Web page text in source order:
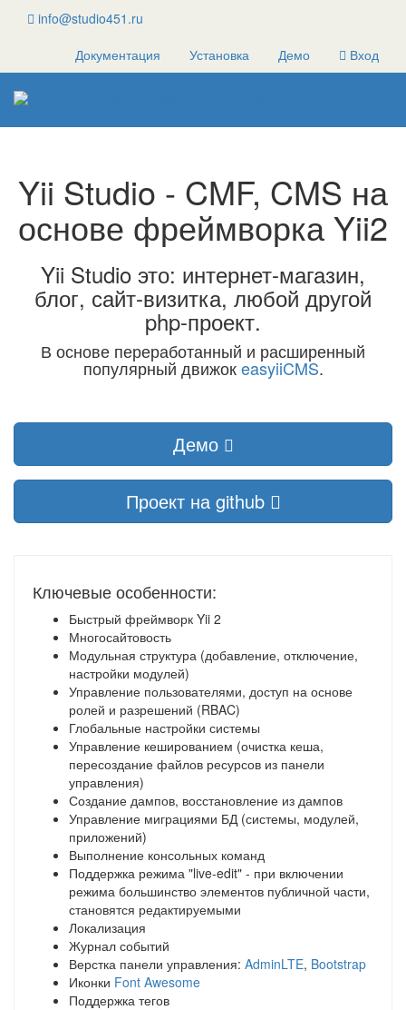
info@studio451.ru
Документация
Установка Демо Вход
Yii Studio - CMF, CMS на
основе фреймворка Yii2
Yii Studio это: интернет-магазин,
блог, сайт-визитка, любой другой
php-проект.
В основе переработанный и расширенный
популярный движокeasyiiCMS.
Демо
Проект на github
Ключевые особенности:
Быстрый фреймворк Yii 2
Многосайтовость
Модульная структура (добавление, отключение,
настройки модулей)
Управление пользователями, доступ на основе
ролей и разрешений (RBAC)
Глобальные настройки системы
Управление кешированием (очистка кеша,
пересоздание файлов ресурсов из панели
управления)
Создание дампов, восстановление из дампов
Управление миграциями БД (системы, модулей,
приложений)
Выполнение консольных команд
Поддержка режима "live-edit" - при включении
режима большинство элементов публичной части,
становятся редактируемыми
Локализация
Журнал событий
Верстка панели управления: AdminLTE, Bootstrap
Иконки Font Awesome
Поддержка тегов